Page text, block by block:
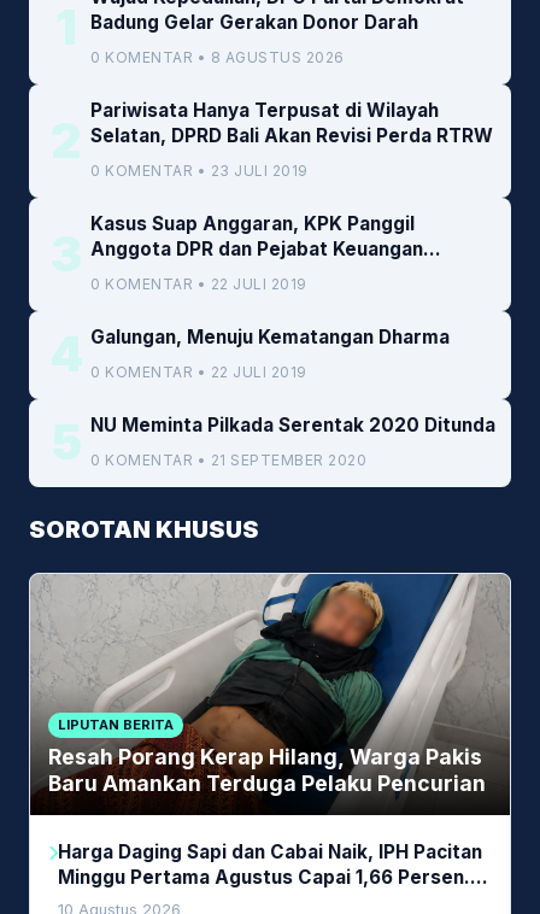
1
Badung Gelar Gerakan Donor Darah
0 KOMENTAR • 8 AGUSTUS 2026
2
Pariwisata Hanya Terpusat di Wilayah
Selatan, DPRD Bali Akan Revisi Perda RTRW
0 KOMENTAR • 23 JULI 2019
3
Kasus Suap Anggaran, KPK Panggil
Anggota DPR dan Pejabat Keuangan
Kemenkeu
0 KOMENTAR • 22 JULI 2019
4 Galungan, Menuju Kematangan Dharma
0 KOMENTAR • 22 JULI 2019
5 NU Meminta Pilkada Serentak 2020 Ditunda
0 KOMENTAR • 21 SEPTEMBER 2020
SOROTAN KHUSUS
LIPUTAN BERITA
Resah Porang Kerap Hilang, Warga Pakis
Baru Amankan Terduga Pelaku Pencurian
Harga Daging Sapi dan Cabai Naik, IPH Pacitan
Minggu Pertama Agustus Capai 1,66 Persen.
Ini Penjelasan Kabag Ayub
10 Agustus 2026